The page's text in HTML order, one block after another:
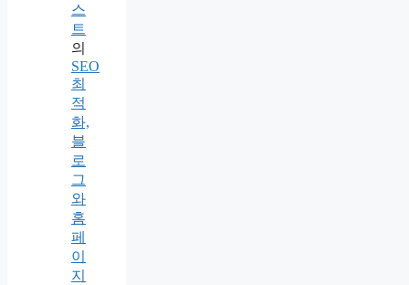
스
트
의
SEO
최
적
화,
블
로
그
와
홈
페
이
지